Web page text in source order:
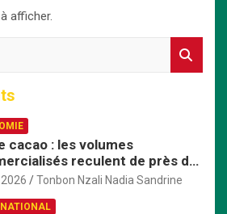
afficher.
cacao : les volumes
reculent de près de
Cameroun
Tonbon Nzali Nadia Sandrine